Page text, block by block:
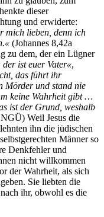
dieser
und erwiderte:
mich lieben, denn ich
(Johannes 8,42a
zu dem, der ein Lügner
ist euer Vater«,
das führt ihr
Mörder und stand nie
keine Wahrheit gibt …
ist der Grund, weshalb
Weil Jesus die
ihn die jüdischen
Männer so
Denkfehler und
nicht willkommen
der Wahrheit, als sich
Sie liebten die
ihr, obwohl es die